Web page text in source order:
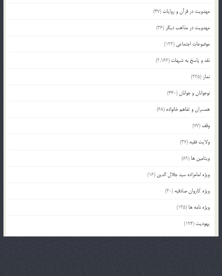
مهدویت در قرآن و روایات (47)
مهدویت در مذاهب دیگر (36)
موضوعات اجتماعی (122)
نقد و پاسخ به شبهات (2,166)
نماز (225)
نوجوانان و جوانان(440)
همسران و تفاهم خانواده (68)
وقف (77)
ولایت فقیه (37)
ویتامین ها (89)
ویژه امامزاده سید جلال الدین (16)
ویژه کاروان صادقیه (30)
ویژه نامه ها (135)
یهودیت (194)